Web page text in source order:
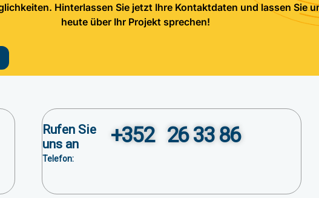
Hinterlassen Sie jetzt Ihre Kontaktdaten und lassen Sie
heute über Ihr Projekt sprechen!
Rufen Sie
uns an
Telefon:
+352 26 33 86